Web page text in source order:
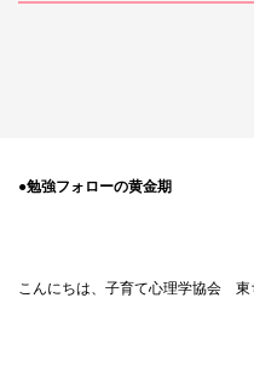
●勉強フォローの黄金期
こんにちは、子育て心理学協会 東